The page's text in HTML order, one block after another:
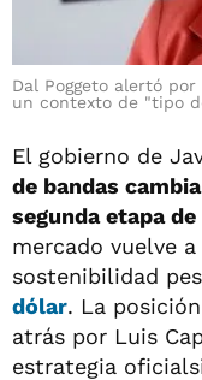
Dal Poggeto alertó
un contexto de "tipo
El gobierno de
de bandas
segunda etapa
mercado vuelve
sostenibilidad
dólar. La
atrás por Luis
estrategia